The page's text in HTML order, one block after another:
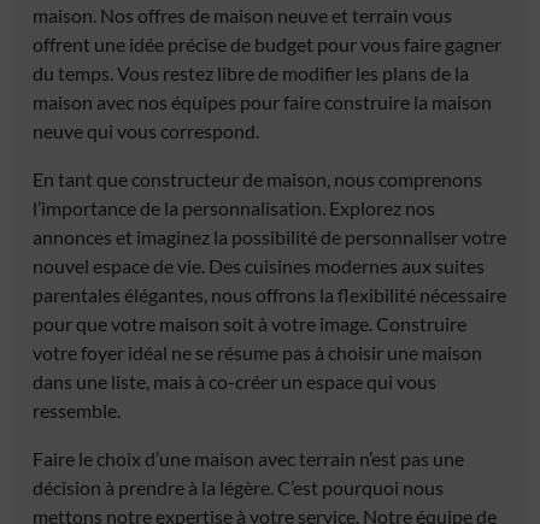
maison. Nos offres de maison neuve et terrain vous
offrent une idée précise de budget pour vous faire gagner
du temps. Vous restez libre de modifier les plans de la
maison avec nos équipes pour faire construire la maison
neuve qui vous correspond.
En tant que constructeur de maison, nous comprenons
l’importance de la personnalisation. Explorez nos
annonces et imaginez la possibilité de personnaliser votre
nouvel espace de vie. Des cuisines modernes aux suites
parentales élégantes, nous offrons la flexibilité nécessaire
pour que votre maison soit à votre image. Construire
votre foyer idéal ne se résume pas à choisir une maison
dans une liste, mais à co-créer un espace qui vous
ressemble.
Faire le choix d’une maison avec terrain n’est pas une
décision à prendre à la légère. C’est pourquoi nous
mettons notre expertise à votre service. Notre équipe de